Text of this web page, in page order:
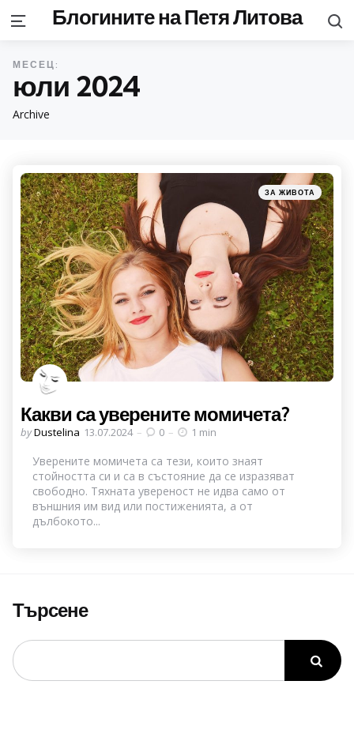
MenuБлогините на Петя Литова
Archive
МЕСЕЦ:
юли 2024
Categories
Posted
in
ЗА ЖИВОТА
Какви са уверените момичета?
Posted
byDustelina 13.07.2024 0 1 min
Уверените момичета са тези, които знаят
стойността си и са в състояние да се изразяват
свободно. Тяхната увереност не идва само от
външния им вид или постиженията, а от
дълбокото...
Търсене